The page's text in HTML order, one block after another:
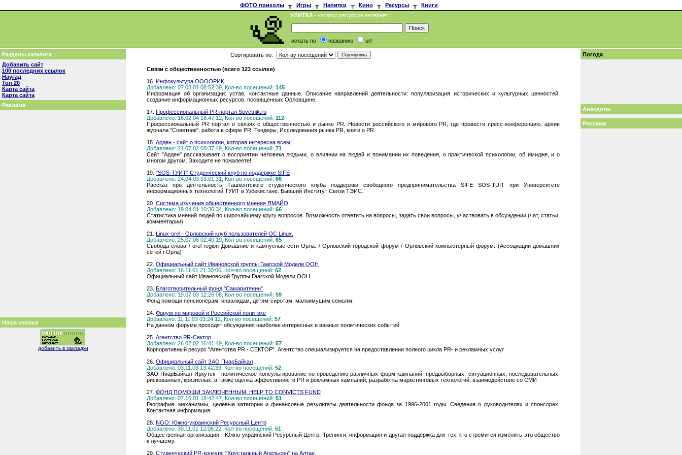
ФОТО приколы ╥ Игры ╥ Напитки ╥ Кино ╥ Ресурсы ╥
Книги
УЛИТКА - каталог ресурсов интернет
искать по названию url
Разделы каталога
Добавить сайт
100 последних ссылок
Наугад
Топ 20
Карта сайта
Карта сайта
Реклама
Наша кнопка
добавить в закладки
Сортировать по:
Связи с общественностью (всего 123 ссылки)
16. Инфокультура ООООРИК
Добавлено: 07.03.01 08:52:39, Кол-во посещений: 145
Информация об организации: устав, контактные данные. Описание направлений деятельности: популяризация исторических и культурных ценностей,
создание информационных ресурсов, посвященных Орловщине.
17. Профессиональный PR-портал Sovetnik.ru
Добавлено: 16.02.04 16:47:12, Кол-во посещений: 112
Профессиональный PR портал о связях с общественностью и рынке PR. Новости российского и мирового PR, где провести пресс-конференцию, архив
журнала "Советник", работа в сфере PR, Тендеры, Исследования рынка PR, книги о PR
18. Арден - сайт о психологии, которая интересна всем!
Добавлено: 21.07.02 08:37:49, Кол-во посещений: 71
Сайт "Арден" рассказывает о восприятии человека людьми, о влиянии на людей и понимании их поведения, о практической психологии, об имидже, и о
многом другом. Заходите не пожалеете!
19. "SOS-ТУИТ" Студенческий клуб по поддержке SIFE
Добавлено: 24.04.03 03:01:31, Кол-во посещений: 66
Рассказ про деятельность Ташкентского студенческого клуба поддержки свободного предпринимательства SIFE SOS-TUIT при Университете
информационных технологий ТУИТ в Узбекистане. Бывший Институт Связи ТЭИС.
20. Система изучения общественного мнения ЯМАЙО
Добавлено: 19.04.01 10:36:34, Кол-во посещений: 66
Статистика мнений людей по широчайшему кругу вопросов. Возможность ответить на вопросы, задать свои вопросы, участвовать в обсуждении (чат, статьи,
комментарии)
21. Linux-orel - Орловский клуб пользователей ОС Linux.
Добавлено: 25.07.06 02:40:19, Кол-во посещений: 65
Свобода слова / orel region Домашние и кампусные сети Орла. / Орловский городской форум / Орловский компьютерный форум: (Ассоциации домашних
сетей г.Орла)
22. Официальный сайт Ивановской группы Гаагской Модели ООН
Добавлено: 16.11.01 21:30:06, Кол-во посещений: 62
Официальный сайт Ивановской Группы Гаагской Модели ООН
23. Благотворительный фонд "Самаритянин"
Добавлено: 19.07.03 12:26:08, Кол-во посещений: 59
Фонд помощи пенсионерам, инвалидам, детям-сиротам, малоимущим семьям.
24. Форум по мировой и Российской политике
Добавлено: 11.11.03 03:24:12, Кол-во посещений: 57
На данном форуме проходят обсуждения наиболее интересных и важных политических событий
25. Агентство PR-Сектор
Добавлено: 26.02.02 16:41:49, Кол-во посещений: 57
Корпоративный ресурс "Агентства PR - СЕКТОР". Агентство специализируется на предоставлении полного цикла PR- и рекламных услуг
26. Официальный сайт ЗАО ПиарБайкал
Добавлено: 03.11.03 13:42:39, Кол-во посещений: 52
ЗАО ПиарБайкал Иркутск - политическое консультирование по проведению различных форм кампаний :предвыборных, ситуационных, последовательных,
рискованных, кризисных, а также оценка эффективности PR и рекламных кампаний, разработка маркетинговых технологий, взаимодействие со СМИ
27. ФОНД ПОМОЩИ ЗАКЛЮЧЕННЫМ. HELP TO CONVICTS FUND
Добавлено: 07.10.01 18:42:47, Кол-во посещений: 51
География, механизмы, целевые категории и финансовые результаты деятельности фонда за 1996-2001 годы. Сведения о руководителях и спонсорах.
Контактная информация.
28. NGO: Южно-украинский Ресурсный Центр
Добавлено: 30.11.01 12:06:22, Кол-во посещений: 51
Общественная организация - Южно-украинский Ресурсный Центр. Тренинги, информация и другая поддержка для тех, кто стремится изменить это общество
к лучшему.
29. Студенческий PR-конкурс "Хрустальный Апельсин" на Алтае.
Погода
Анекдоты
Реклама